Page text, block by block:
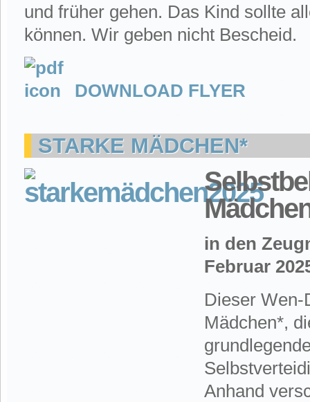
und früher gehen. Das Kind sollte
können. Wir geben nicht Bescheid.
DOWNLOAD FLYER
STARKE MÄDCHEN*
S
in den
Februar
Dieser
Mädchen*,
Anhand